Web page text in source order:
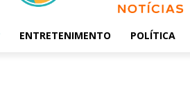
ENTRETENIMENTO POLÍTICA